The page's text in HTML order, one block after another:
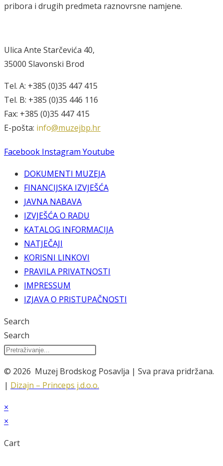
pribora i drugih predmeta raznovrsne namjene.
Ulica Ante Starčevića 40,
35000 Slavonski Brod
Tel. A: +385 (0)35 447 415
Tel. B: +385 (0)35 446 116
Fax: +385 (0)35 447 415
E-pošta: info@muzejbp.hr
Facebook Instagram Youtube
DOKUMENTI MUZEJA
FINANCIJSKA IZVJEŠĆA
JAVNA NABAVA
IZVJEŠĆA O RADU
KATALOG INFORMACIJA
NATJEČAJI
KORISNI LINKOVI
PRAVILA PRIVATNOSTI
IMPRESSUM
IZJAVA O PRISTUPAČNOSTI
Search
Search
© 2026 Muzej Brodskog Posavlja | Sva prava pridržana.
| Dizajn – Princeps j.d.o.o.
×
×
Cart